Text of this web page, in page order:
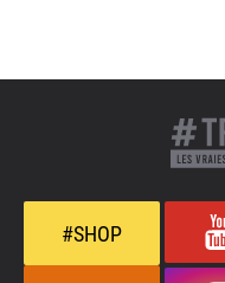
#SHOP